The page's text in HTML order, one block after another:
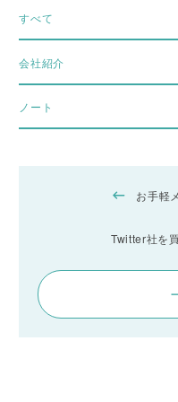
すべて
会社紹介
ノート
お手軽
Twitter社を